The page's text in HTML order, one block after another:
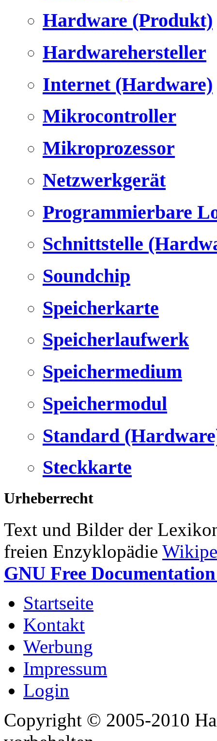
Hardware (Produkt)
Hardwarehersteller
Internet (Hardware)
Mikrocontroller
Mikroprozessor
Netzwerkgerät
Programmierbare
Schnittstelle
Soundchip
Speicherkarte
Speicherlaufwerk
Speichermedium
Speichermodul
Standard
Steckkarte
Urheberrecht
Text und Bilder der
freien Enzyklopädie
GNU Free
Startseite
Kontakt
Werbung
Impressum
Login
Copyright © 2005-2010